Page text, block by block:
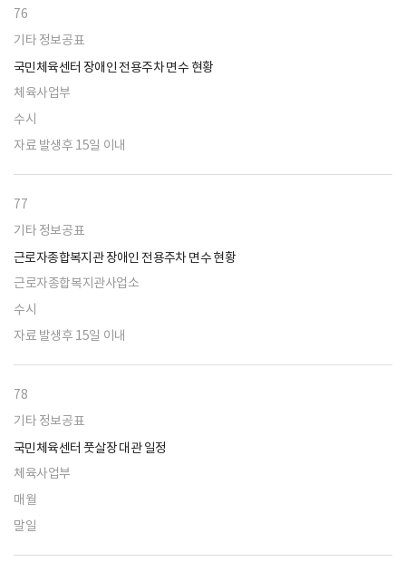
76
기타 정보공표
국민체육센터 장애인 전용주차 면수 현황
체육사업부
수시
자료 발생후 15일 이내
77
기타 정보공표
근로자종합복지관 장애인 전용주차 면수 현황
근로자종합복지관사업소
수시
자료 발생후 15일 이내
78
기타 정보공표
국민체육센터 풋살장 대관 일정
체육사업부
매월
말일